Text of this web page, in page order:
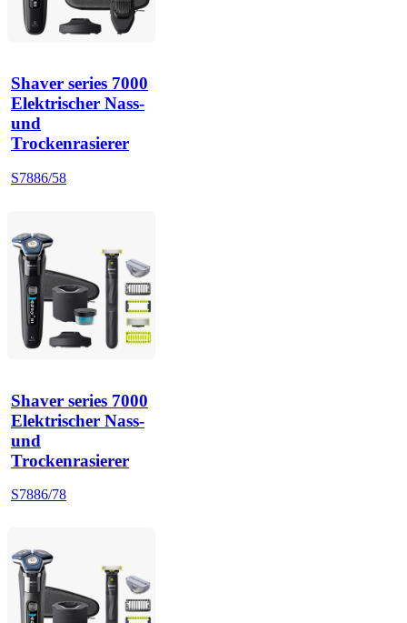
Shaver series 7000
Elektrischer Nass-
und
Trockenrasierer
S7886/58
Shaver series 7000
Elektrischer Nass-
und
Trockenrasierer
S7886/78